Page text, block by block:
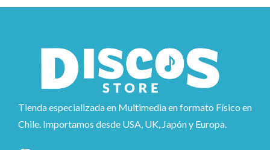
Tienda especializada en Multimedia en formato Físico en
Chile. Importamos desde USA, UK, Japón y Europa.